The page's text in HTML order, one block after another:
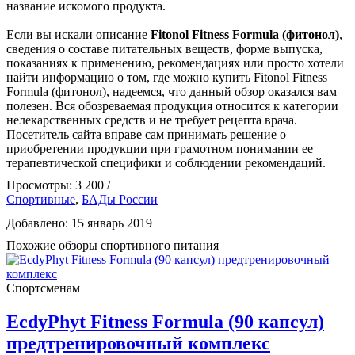
название искомого продукта.
Если вы искали описание Fitonol Fitness Formula (фитонол),
сведения о составе питательных веществ, форме выпуска,
показаниях к применению, рекомендациях или просто хотели
найти информацию о том, где можно купить Fitonol Fitness
Formula (фитонол), надеемся, что данный обзор оказался вам
полезен. Вся обозреваемая продукция относится к категории
нелекарственных средств и не требует рецепта врача.
Посетитель сайта вправе сам принимать решение о
приобретении продукции при грамотном понимании ее
терапевтической специфики и соблюдении рекомендаций.
Просмотры: 3 200 /
Спортивные, БАДы России
Добавлено: 15 январь 2019
Похожие обзоры спортивного питания
Спортсменам
EcdyPhyt Fitness Formula (90 капсул)
предтренировочный комплекс